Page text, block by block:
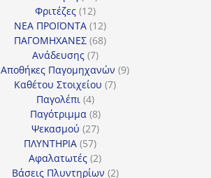
προϊόντα
Φριτέζες 1212
προϊόντα
ΝΕΑ ΠΡΟΪΟΝΤΑ 1212
προϊόντα
ΠΑΓΟΜΗΧΑΝΕΣ 6868
Ανάδευσης 77
προϊόντα
Αποθήκες Παγομηχανών 99
Καθέτου Στοιχείου 77
Παγολέπι 44
προϊόντα
Παγότριμμα 88
προϊόντα
Ψεκασμού 2727
προϊόντα
ΠΛΥΝΤΗΡΙΑ 5757
προϊόντα
Αφαλατωτές 22
προϊόντα
Βάσεις Πλυντηρίων 22